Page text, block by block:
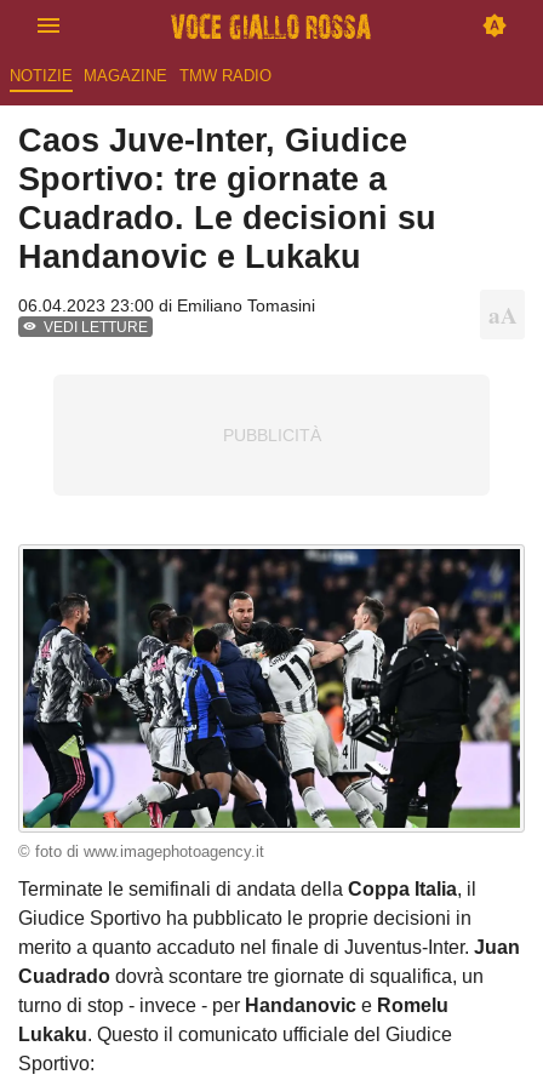
NOTIZIE MAGAZINE TMW RADIO
Caos Juve-Inter, Giudice
Sportivo: tre giornate a
Cuadrado. Le decisioni su
Handanovic e Lukaku
06.04.2023 23:00 di Emiliano Tomasini
VEDI LETTURE
© foto di www.imagephotoagency.it
Terminate le semifinali di andata della Coppa Italia, il
Giudice Sportivo ha pubblicato le proprie decisioni in
merito a quanto accaduto nel finale di Juventus-Inter. Juan
Cuadrado dovrà scontare tre giornate di squalifica, un
turno di stop - invece - per Handanovic e Romelu
Lukaku. Questo il comunicato ufficiale del Giudice
Sportivo: